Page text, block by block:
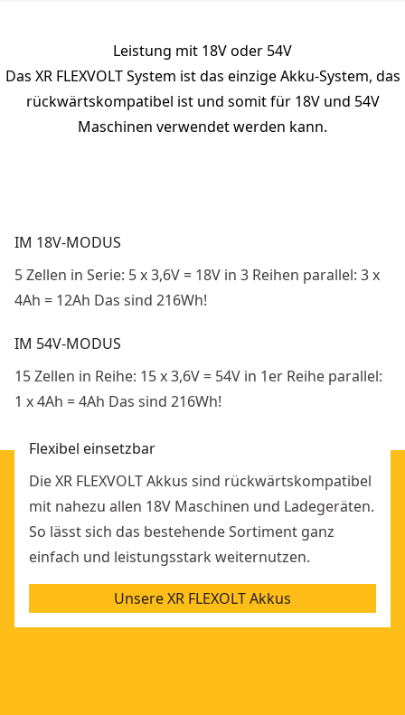
Leistung mit 18V oder 54V
Das XR FLEXVOLT System ist das einzige Akku-System, das
rückwärtskompatibel ist und somit für 18V und 54V
Maschinen verwendet werden kann.
IM 18V-MODUS
5 Zellen in Serie: 5 x 3,6V = 18V in 3 Reihen parallel: 3 x
4Ah = 12Ah Das sind 216Wh!
IM 54V-MODUS
15 Zellen in Reihe: 15 x 3,6V = 54V in 1er Reihe parallel:
1 x 4Ah = 4Ah Das sind 216Wh!
Flexibel einsetzbar
Die XR FLEXVOLT Akkus sind rückwärtskompatibel
mit nahezu allen 18V Maschinen und Ladegeräten.
So lässt sich das bestehende Sortiment ganz
einfach und leistungsstark weiternutzen.
Unsere XR FLEXOLT Akkus